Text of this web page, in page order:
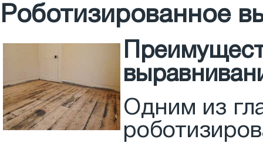
Роботизированное
Одним из